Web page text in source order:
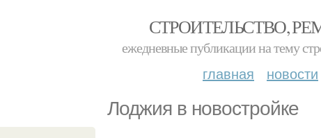
СТРОИТЕЛЬСТВО,
ежедневные публикации на тему
главная новости
Лоджия в новостройке